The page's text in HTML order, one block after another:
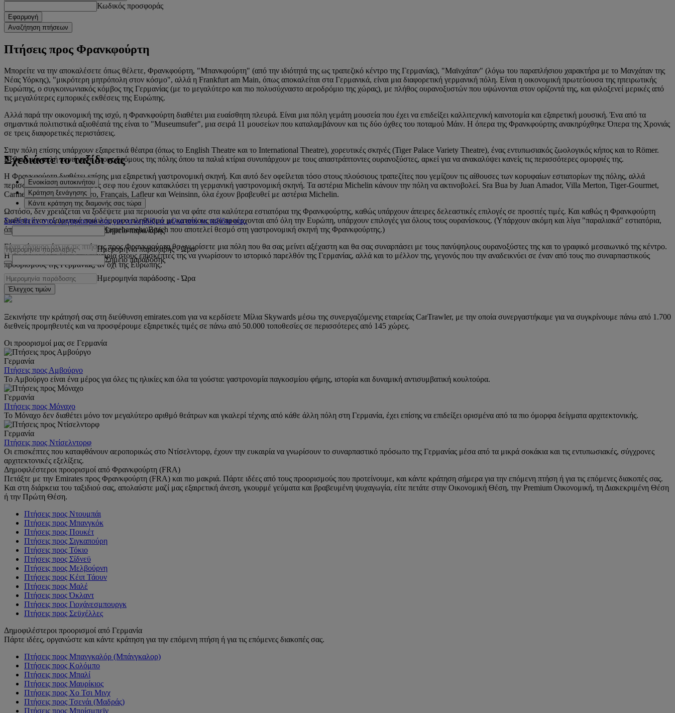
Κωδικός προσφοράς
Εφαρμογή
Αναζήτηση πτήσεων
Πτήσεις προς Φρανκφούρτη
Μπορείτε να την αποκαλέσετε όπως θέλετε, Φρανκφούρτη, "Μπανκφούρτη" (από την ιδιότητά της ως τραπεζικό κέντρο της Γερμανίας), "Μαϊνχάταν" (λόγω του παραπλήσιου χαρακτήρα με το Μανχάταν της
Νέας Υόρκης), "μικρότερη μητρόπολη στον κόσμο", αλλά η Frankfurt am Main, όπως αποκαλείται στα Γερμανικά, είναι μια διαφορετική γερμανική πόλη. Είναι η οικονομική πρωτεύουσα της ηπειρωτικής
Ευρώπης, ο συγκοινωνιακός κόμβος της Γερμανίας (με το μεγαλύτερο και πιο πολυσύχναστο αεροδρόμιο της χώρας), με πλήθος ουρανοξυστών που υψώνονται στον ορίζοντά της, και φιλοξενεί μερικές από
τις μεγαλύτερες εμπορικές εκθέσεις της Ευρώπης.
Αλλά παρά την οικονομική της ισχύ, η Φρανκφούρτη διαθέτει μια ευαίσθητη πλευρά. Είναι μια πόλη γεμάτη μουσεία που έχει να επιδείξει καλλιτεχνική καινοτομία και εξαιρετική μουσική. Ένα από τα
σημαντικά πολιτιστικά αξιοθέατά της είναι το "Museumsufer", μια σειρά 11 μουσείων που καταλαμβάνουν και τις δύο όχθες του ποταμού Μάιν. Η όπερα της Φρανκφούρτης ανακηρύχθηκε Όπερα της Χρονιάς
σε τρεις διαφορετικές περιστάσεις.
Στην πόλη επίσης υπάρχουν εξαιρετικά θέατρα (όπως το English Theatre και το International Theatre), χορευτικές σκηνές (Tiger Palace Variety Theatre), ένας εντυπωσιακός ζωολογικός κήπος και το Römer.
Βέβαια μια απλή περιήγηση στους δρόμους της πόλης όπου τα παλιά κτίρια συνυπάρχουν με τους απαστράπτοντες ουρανοξύστες, αρκεί για να ανακαλύψει κανείς τις περισσότερες ομορφιές της.
Η Φρανκφούρτη διαθέτει επίσης μια εξαιρετική γαστρονομική σκηνή. Και αυτό δεν οφείλεται τόσο στους πλούσιους τραπεζίτες που γεμίζουν τις αίθουσες των κορυφαίων εστιατορίων της πόλης, αλλά
περισσότερο στους εγχώριους σεφ που έχουν κατακλύσει τη γερμανική γαστρονομική σκηνή. Τα αστέρια Michelin κάνουν την πόλη να ακτινοβολεί. Sra Bua by Juan Amador, Villa Merton, Tiger-Gourmet,
Carmelo Greco, Ernos Bistro, Français, Lafleur και Weinsinn, όλα έχουν βραβευθεί με αστέρια Michelin.
Ωστόσο, δεν χρειάζεται να ξοδέψετε μια περιουσία για να φάτε στα καλύτερα εστιατόρια της Φρανκφούρτης, καθώς υπάρχουν άπειρες δελεαστικές επιλογές σε προσιτές τιμές. Και καθώς η Φρανκφούρτη
διαθέτει έναν εξαιρετικά ποικιλόμορφο πληθυσμό με κατοίκους που προέρχονται από όλη την Ευρώπη, υπάρχουν επιλογές για όλους τους ουρανίσκους. (Υπάρχουν ακόμη και λίγα "παραλιακά" εστιατόρια,
όπως το Maincafé και το King Kamehameha Beach που αποτελεί θεσμό στη γαστρονομική σκηνή της Φρανκφούρτης.)
Είναι σίγουρο ότι με τις πτήσεις προς Φρανκφούρτη θα γνωρίσετε μια πόλη που θα σας μείνει αξέχαστη και θα σας συναρπάσει με τους πανύψηλους ουρανοξύστες της και το γραφικό μεσαιωνικό της κέντρο.
Η Φρανκφούρτη δίνει την ευκαιρία στους επισκέπτες της να γνωρίσουν το ιστορικό παρελθόν της Γερμανίας, αλλά και το μέλλον της, γεγονός που την αναδεικνύει σε έναν από τους πιο συναρπαστικούς
προορισμούς της Γερμανίας, αν όχι της Ευρώπης.
Σχεδιάστε το ταξίδι σας
Ενοικίαση αυτοκινήτου
Κράτηση ξενάγησης
Κάντε κράτηση της διαμονής σας τώρα
Συνδεθείτε στον λογαριασμό σας για να κερδίζετε μίλια από τα ταξίδια σας.
Σημείο παραλαβής
Ημερομηνία παραλαβής - Ώρα
Σημείο παράδοσης
Ημερομηνία παράδοσης - Ώρα
Έλεγχος τιμών
Ξεκινήστε την κράτησή σας στη διεύθυνση emirates.com για να κερδίσετε Μίλια Skywards μέσω της συνεργαζόμενης εταιρείας CarTrawler, με την οποία συνεργαστήκαμε για να συγκρίνουμε πάνω από 1.700
διεθνείς προμηθευτές και να προσφέρουμε εξαιρετικές τιμές σε πάνω από 50.000 τοποθεσίες σε περισσότερες από 145 χώρες.
Οι προορισμοί μας σε Γερμανία
Γερμανία
Πτήσεις προς Αμβούργο
Το Αμβούργο είναι ένα μέρος για όλες τις ηλικίες και όλα τα γούστα: γαστρονομία παγκοσμίου φήμης, ιστορία και δυναμική αντισυμβατική κουλτούρα.
Γερμανία
Πτήσεις προς Μόναχο
Το Μόναχο δεν διαθέτει μόνο τον μεγαλύτερο αριθμό θεάτρων και γκαλερί τέχνης από κάθε άλλη πόλη στη Γερμανία, έχει επίσης να επιδείξει ορισμένα από τα πιο όμορφα δείγματα αρχιτεκτονικής.
Γερμανία
Πτήσεις προς Ντίσελντορφ
Οι επισκέπτες που καταφθάνουν αεροπορικώς στο Ντίσελντορφ, έχουν την ευκαιρία να γνωρίσουν το συναρπαστικό πρόσωπο της Γερμανίας μέσα από τα μικρά σοκάκια και τις εντυπωσιακές, σύγχρονες
αρχιτεκτονικές εξελίξεις.
Δημοφιλέστεροι προορισμοί από Φρανκφούρτη (FRA)
Πετάξτε με την Emirates προς Φρανκφούρτη (FRA) και πιο μακριά. Πάρτε ιδέες από τους προορισμούς που προτείνουμε, και κάντε κράτηση σήμερα για την επόμενη πτήση ή για τις επόμενες διακοπές σας.
Και στη διάρκεια του ταξιδιού σας, απολαύστε μαζί μας εξαιρετική άνεση, γκουρμέ γεύματα και βραβευμένη ψυχαγωγία, είτε πετάτε στην Οικονομική Θέση, την Premium Οικονομική, τη Διακεκριμένη Θέση
ή την Πρώτη Θέση.
Πτήσεις προς Ντουμπάι
Πτήσεις προς Μπανγκόκ
Πτήσεις προς Πουκέτ
Πτήσεις προς Σιγκαπούρη
Πτήσεις προς Τόκιο
Πτήσεις προς Σίδνεϋ
Πτήσεις προς Μελβούρνη
Πτήσεις προς Κέιπ Τάουν
Πτήσεις προς Μαλέ
Πτήσεις προς Όκλαντ
Πτήσεις προς Γιοχάνεσμπουργκ
Πτήσεις προς Σεϋχέλλες
Δημοφιλέστεροι προορισμοί από Γερμανία
Πάρτε ιδέες, οργανώστε και κάντε κράτηση για την επόμενη πτήση ή για τις επόμενες διακοπές σας.
Πτήσεις προς Μπανγκαλόρ (Μπάνγκαλορ)
Πτήσεις προς Κολόμπο
Πτήσεις προς Μπαλί
Πτήσεις προς Μαυρίκιος
Πτήσεις προς Χο Τσι Μινχ
Πτήσεις προς Τσενάι (Μαδράς)
Πτήσεις προς Μπρίσμπεϊν